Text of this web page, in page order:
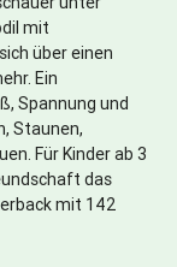
mit
über einen
Ein
Spannung und
Staunen,
Für Kinder ab 3
das
mit 142